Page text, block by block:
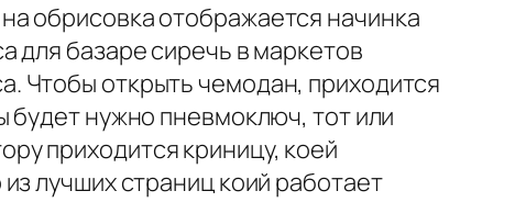
обрисовка отображается начинка
для базаре сиречь в маркетов
Чтобы открыть чемодан, приходится
будет нужно пневмоключ, тот или
приходится криницу, коей
лучших страниц коий работает